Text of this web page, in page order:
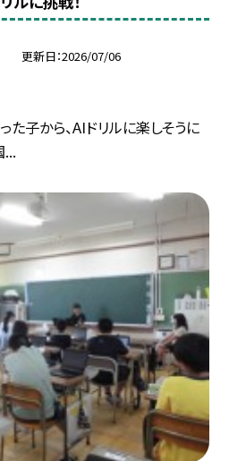
更新日 2026/07/06
子から、AIドリルに楽しそうに
...